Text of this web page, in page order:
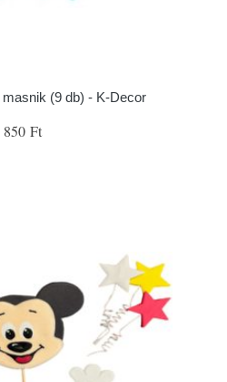
(9 db) - K-Decor
850 Ft